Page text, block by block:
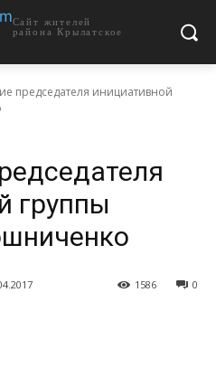
Сайт жителей
района Крылатское
председателя инициативной
группы
0
1586